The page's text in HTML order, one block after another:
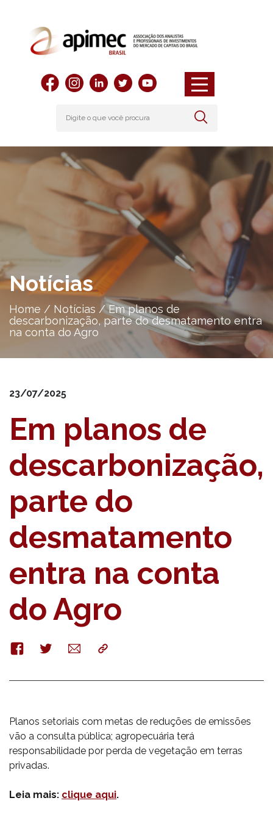
Notícias
Home / Notícias /Em planos de
descarbonização, parte do desmatamento entra
na conta do Agro
23/07/2025
Em planos de
descarbonização,
parte do
desmatamento
entra na conta
do Agro
FacebookTwitterE-
mail
Copy
Planos setoriais com metas de reduções de emissões
vão a consulta pública; agropecuária terá
responsabilidade por perda de vegetação em terras
privadas.
Leia mais: clique aqui.